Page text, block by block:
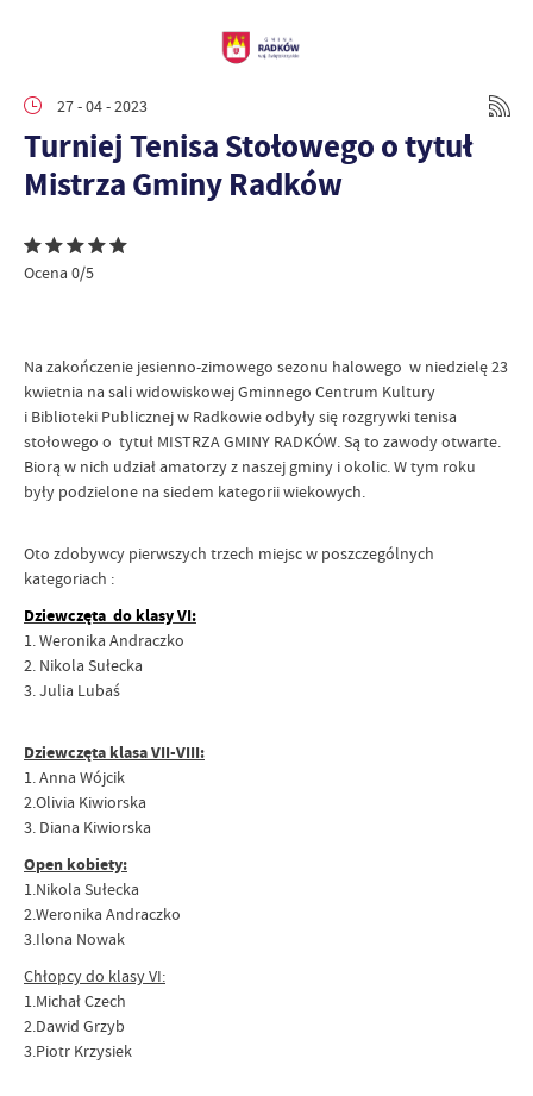
27 - 04 - 2023
Turniej Tenisa Stołowego o tytuł
Mistrza Gminy Radków
Ocena 0/5
Na zakończenie jesienno-zimowego sezonu halowego w niedzielę 23
kwietnia na sali widowiskowej Gminnego Centrum Kultury
i Biblioteki Publicznej w Radkowie odbyły się rozgrywki tenisa
stołowego o tytuł MISTRZA GMINY RADKÓW. Są to zawody otwarte.
Biorą w nich udział amatorzy z naszej gminy i okolic. W tym roku
były podzielone na siedem kategorii wiekowych.
Oto zdobywcy pierwszych trzech miejsc w poszczególnych
kategoriach :
Dziewczęta do klasy VI:
1. Weronika Andraczko
2. Nikola Sułecka
3. Julia Lubaś
Dziewczęta klasa VII-VIII:
1. Anna Wójcik
2.Olivia Kiwiorska
3. Diana Kiwiorska
Open kobiety:
1.Nikola Sułecka
2.Weronika Andraczko
3.Ilona Nowak
Chłopcy do klasy VI:
1.Michał Czech
2.Dawid Grzyb
3.Piotr Krzysiek